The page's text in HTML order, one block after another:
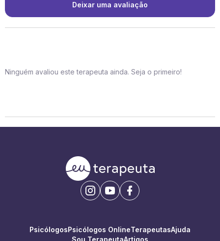
Deixar uma avaliação
Ninguém avaliou este terapeuta ainda. Seja o primeiro!
PsicólogosPsicólogos OnlineTerapeutasAjuda